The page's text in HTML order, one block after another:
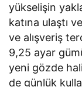
yükselişin
katına ulaştı
ve alışveriş
9,25 ayar
yeni gözde
de günlük